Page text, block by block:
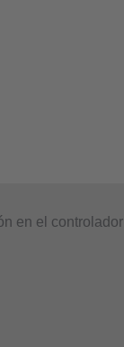
en el controlador